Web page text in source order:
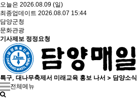
오늘은 2026.08.09 (일)
최종업데이트 2026.08.07 15:44
담양군청
문화관광
기사제보 정정요청
특구, 대나무축제서 미래교육 홍보 나서 > 담양소식
전체메뉴